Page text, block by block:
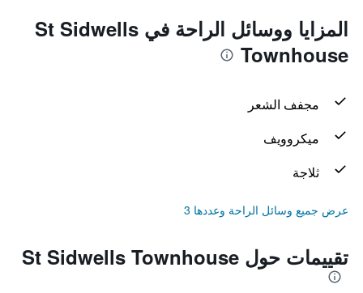
المزايا ووسائل الراحة في St Sidwells
Townhouse
مجفف الشعر
ميكروويف
ثلاجة
عرض جميع وسائل الراحة وعددها 3
تقييمات حول St Sidwells Townhouse